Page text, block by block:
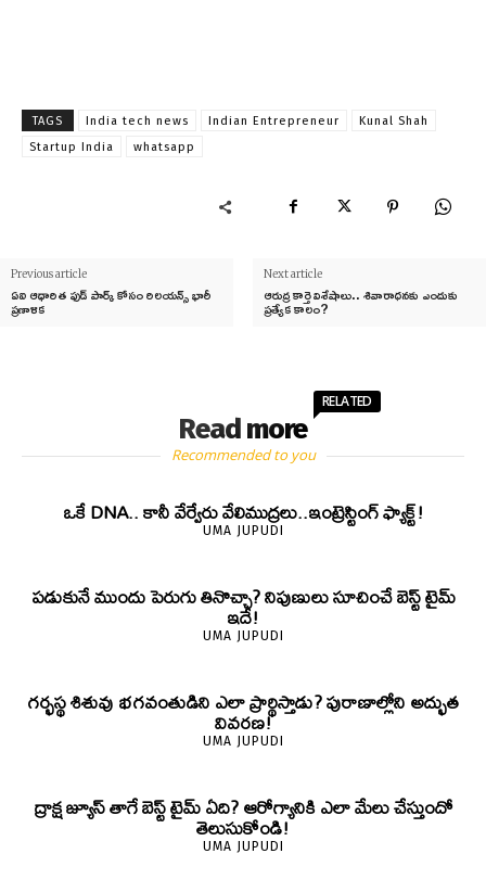
TAGS India tech news Indian Entrepreneur
Kunal Shah
Startup India
whatsapp
Previous article
ఏఐ ఆధారిత ఫుడ్ పార్క్ కోసం రిలయన్స్ భారీ
ప్రణాళిక
Next article
ఆరుద్ర కార్తె విశేషాలు.. శివారాధనకు ఎందుకు
ప్రత్యేక కాలం?
Read more
RELATED
Recommended to you
ఒకే DNA.. కానీ వేర్వేరు వేలిముద్రలు..ఇంట్రెస్టింగ్ ఫ్యాక్ట్!
UMA JUPUDI
పడుకునే ముందు పెరుగు తినొచ్చా? నిపుణులు సూచించే బెస్ట్ టైమ్
ఇదే!
UMA JUPUDI
గర్భస్థ శిశువు భగవంతుడిని ఎలా ప్రార్థిస్తాడు? పురాణాల్లోని అద్భుత
వివరణ!
UMA JUPUDI
ద్రాక్ష జ్యూస్ తాగే బెస్ట్ టైమ్ ఏది? ఆరోగ్యానికి ఎలా మేలు చేస్తుందో
తెలుసుకోండి!
UMA JUPUDI